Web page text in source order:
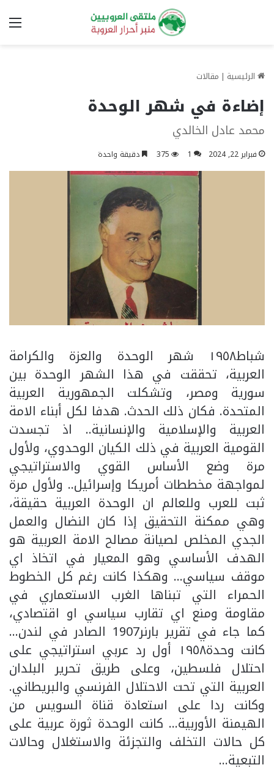
الرئيسية | مقالات
إضاءة في شهر الوحدة
محمد عادل الخالدي
فبراير 22, 2024 1
375 دقيقة واحدة
شباط١٩٥٨ شهر الوحدة والعزة والكرامة
العربية، تحققت في هذا الشهر الوحدة بين
سورية ومصر، وتشكلت الجمهورية العربية
المتحدة. فكان ذلك الحدث. هدفا لكل أبناء الامة
العربية والإسلامية والإنسانية.. اذ تجسدت
القومية العربية في ذلك الكيان الوحدوي، ولأول
مرة وضع الأساس القوي والاستراتيجي
لمواجهة مخططات أمريكا وإسرائيل.. ولأول مرة
ثبت للعرب وللعالم ان الوحدة العربية حقيقة،
وهي ممكنة التحقيق إذا كان النضال والعمل
الجدي المخلص لصيانة مصالح الامة العربية هو
الهدف الأساسي وهو المعيار في اتخاذ اي
موقف سياسي… وهكذا كانت رغم كل الخطوط
الحمراء التي تبناها الغرب الاستعماري في
مقاومة ومنع اي تقارب سياسي او اقتصادي،
كما جاء في تقرير بارنر1907 الصادر في لندن…
كانت وحدة١٩٥٨ أول رد عربي استراتيجي على
احتلال فلسطين، وعلى طريق تحرير البلدان
العربية التي تحت الاحتلال الفرنسي والبريطاني.
وكانت ردا على استعادة قناة السويس من
الهيمنة الأوربية… كانت الوحدة ثورة عربية على
كل حالات التخلف والتجزئة والاستغلال وحالات
التبعية…